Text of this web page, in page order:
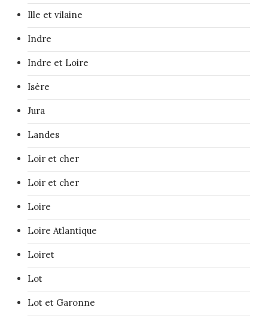
Ille et vilaine
Indre
Indre et Loire
Isère
Jura
Landes
Loir et cher
Loir et cher
Loire
Loire Atlantique
Loiret
Lot
Lot et Garonne